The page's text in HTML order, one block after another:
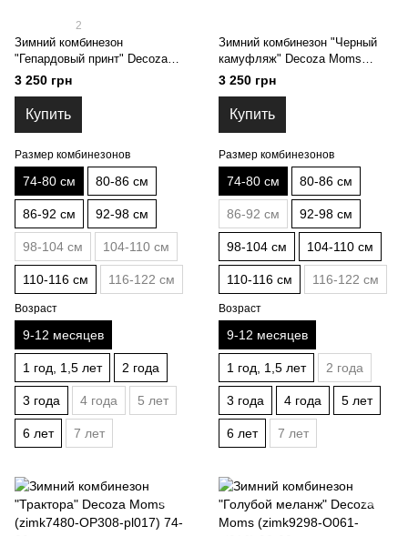
2
Зимний комбинезон
"Гепардовый принт" Decoza
Moms (zimk7480-OP305-pl016)
74-80 см
3 250 грн
Купить
Размер комбинезонов
74-80 см 80-86 см
86-92 см 92-98 см
98-104 см 104-110 см
110-116 см 116-122 см
Возраст
9-12 месяцев
1 год, 1,5 лет 2 года
3 года 4 года 5 лет
6 лет 7 лет
Зимний комбинезон "Черный
камуфляж" Decoza Moms
(zimk7480-OP306-pl016) 74-80
3 250 грн
Купить
Размер комбинезонов
74-80 см 80-86 см
86-92 см 92-98 см
98-104 см 104-110 см
110-116 см 116-122 см
Возраст
9-12 месяцев
1 год, 1,5 лет 2 года
3 года 4 года 5 лет
6 лет 7 лет